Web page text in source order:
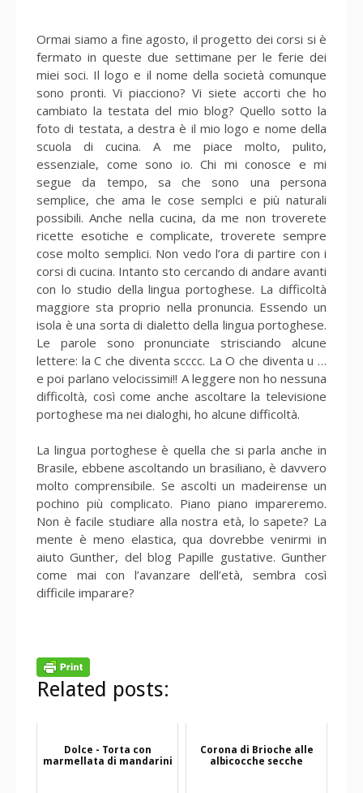
Ormai siamo a fine agosto, il progetto dei corsi si è
fermato in queste due settimane per le ferie dei
miei soci. Il logo e il nome della società comunque
sono pronti. Vi piacciono? Vi siete accorti che ho
cambiato la testata del mio blog? Quello sotto la
foto di testata, a destra è il mio logo e nome della
scuola di cucina. A me piace molto, pulito,
essenziale, come sono io. Chi mi conosce e mi
segue da tempo, sa che sono una persona
semplice, che ama le cose semplci e più naturali
possibili. Anche nella cucina, da me non troverete
ricette esotiche e complicate, troverete sempre
cose molto semplici. Non vedo l’ora di partire con i
corsi di cucina. Intanto sto cercando di andare avanti
con lo studio della lingua portoghese. La difficoltà
maggiore sta proprio nella pronuncia. Essendo un
isola è una sorta di dialetto della lingua portoghese.
Le parole sono pronunciate strisciando alcune
lettere: la C che diventa scccc. La O che diventa u …
e poi parlano velocissimi!! A leggere non ho nessuna
difficoltà, così come anche ascoltare la televisione
portoghese ma nei dialoghi, ho alcune difficoltà.
La lingua portoghese è quella che si parla anche in
Brasile, ebbene ascoltando un brasiliano, è davvero
molto comprensibile. Se ascolti un madeirense un
pochino più complicato. Piano piano impareremo.
Non è facile studiare alla nostra età, lo sapete? La
mente è meno elastica, qua dovrebbe venirmi in
aiuto Gunther, del blog Papille gustative. Gunther
come mai con l’avanzare dell’età, sembra così
difficile imparare?
Related posts:
Dolce - Torta con
marmellata di mandarini
Corona di Brioche alle
albicocche secche